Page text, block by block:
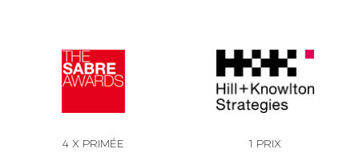
4 X PRIMÉE 1 PRIX